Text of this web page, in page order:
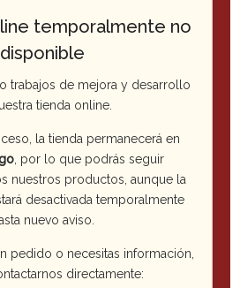
Categorías
temporalmente no
disponible
trabajos de mejora y desarrollo
tienda online.
la tienda permanecerá en
, por lo que podrás seguir
nuestros productos, aunque la
desactivada temporalmente
nuevo aviso.
pedido o necesitas información,
directamente: